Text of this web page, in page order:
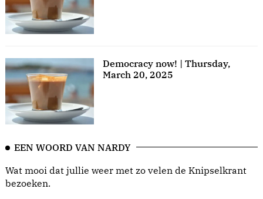
Democracy now! | Thursday,
March 20, 2025
EEN WOORD VAN NARDY
Wat mooi dat jullie weer met zo velen de Knipselkrant
bezoeken.